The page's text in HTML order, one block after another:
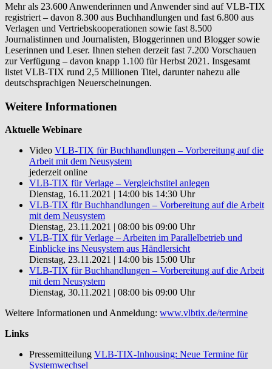
Mehr als 23.600 Anwenderinnen und Anwender sind auf VLB-TIX
registriert – davon 8.300 aus Buchhandlungen und fast 6.800 aus
Verlagen und Vertriebskooperationen sowie fast 8.500
Journalistinnen und Journalisten, Bloggerinnen und Blogger sowie
Leserinnen und Leser. Ihnen stehen derzeit fast 7.200 Vorschauen
zur Verfügung – davon knapp 1.100 für Herbst 2021. Insgesamt
listet VLB-TIX rund 2,5 Millionen Titel, darunter nahezu alle
deutschsprachigen Neuerscheinungen.
Weitere Informationen
Aktuelle Webinare
Video VLB-TIX für Buchhandlungen – Vorbereitung auf die
Arbeit mit dem Neusystem
jederzeit online
VLB-TIX für Verlage – Vergleichstitel anlegen
Dienstag, 16.11.2021 | 14:00 bis 14:30 Uhr
VLB-TIX für Buchhandlungen – Vorbereitung auf die Arbeit
mit dem Neusystem
Dienstag, 23.11.2021 | 08:00 bis 09:00 Uhr
VLB-TIX für Verlage – Arbeiten im Parallelbetrieb und
Einblicke ins Neusystem aus Händlersicht
Dienstag, 23.11.2021 | 14:00 bis 15:00 Uhr
VLB-TIX für Buchhandlungen – Vorbereitung auf die Arbeit
mit dem Neusystem
Dienstag, 30.11.2021 | 08:00 bis 09:00 Uhr
Weitere Informationen und Anmeldung: www.vlbtix.de/termine
Links
Pressemitteilung VLB-TIX-Inhousing: Neue Termine für
Systemwechsel